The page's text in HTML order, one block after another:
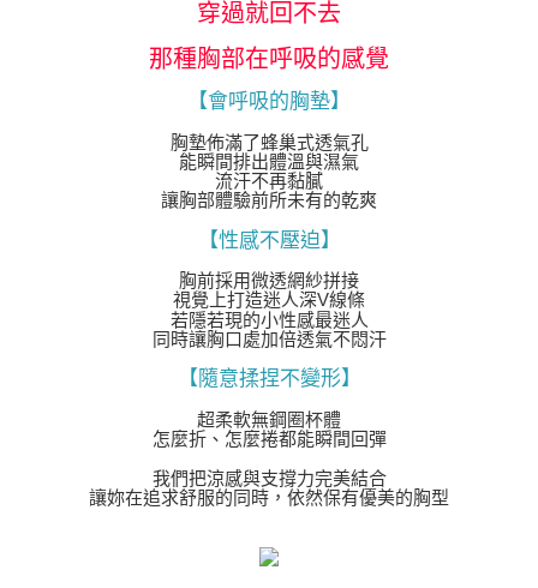
１．透過由恩沛科技股份有限公司提供之「AFTEE先享後付」服務完成之交
易，需依本服務之必要範圍內提供個人資料，並將交易相關給付款項請求債
權轉讓予恩沛科技股份有限公司。
２．關於個人資料處理事宜，請瀏覽以下網址：
https://aftee.tw/terms/#terms3
３．未成年的使用者請事先徵得法定代理人或監護人之同意方可使用
「AFTEE先享後付」，若未經同意申辦者引起之損失，本公司不負相關責
時審查核予不同之上限額度；若仍有額度不足之情形，本公司將視審查結果
５．嚴禁一人註冊多個帳號或使用他人資訊註冊。若發現惡意使用之情形，
恩沛科技股份有限公司將有權停止該用戶之使用額度並採取法律行動。
穿過就回不去
那種胸部在呼吸的感覺
【會呼吸的胸墊】
胸墊佈滿了蜂巢式透氣孔
能瞬間排出體溫與濕氣
流汗不再黏膩
讓胸部體驗前所未有的乾爽
【性感不壓迫】
胸前採用微透網紗拼接
視覺上打造迷人深V線條
若隱若現的小性感最迷人
同時讓胸口處加倍透氣不悶汗
【隨意揉捏不變形】
超柔軟無鋼圈杯體
怎麼折、怎麼捲都能瞬間回彈
我們把涼感與支撐力完美結合
讓妳在追求舒服的同時，依然保有優美的胸型